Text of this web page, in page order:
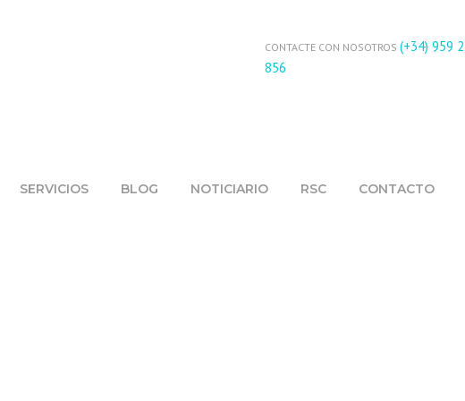
CONTACTE CON NOSOTROS (+34) 959
856
SERVICIOS BLOG NOTICIARIO RSC CONTACTO